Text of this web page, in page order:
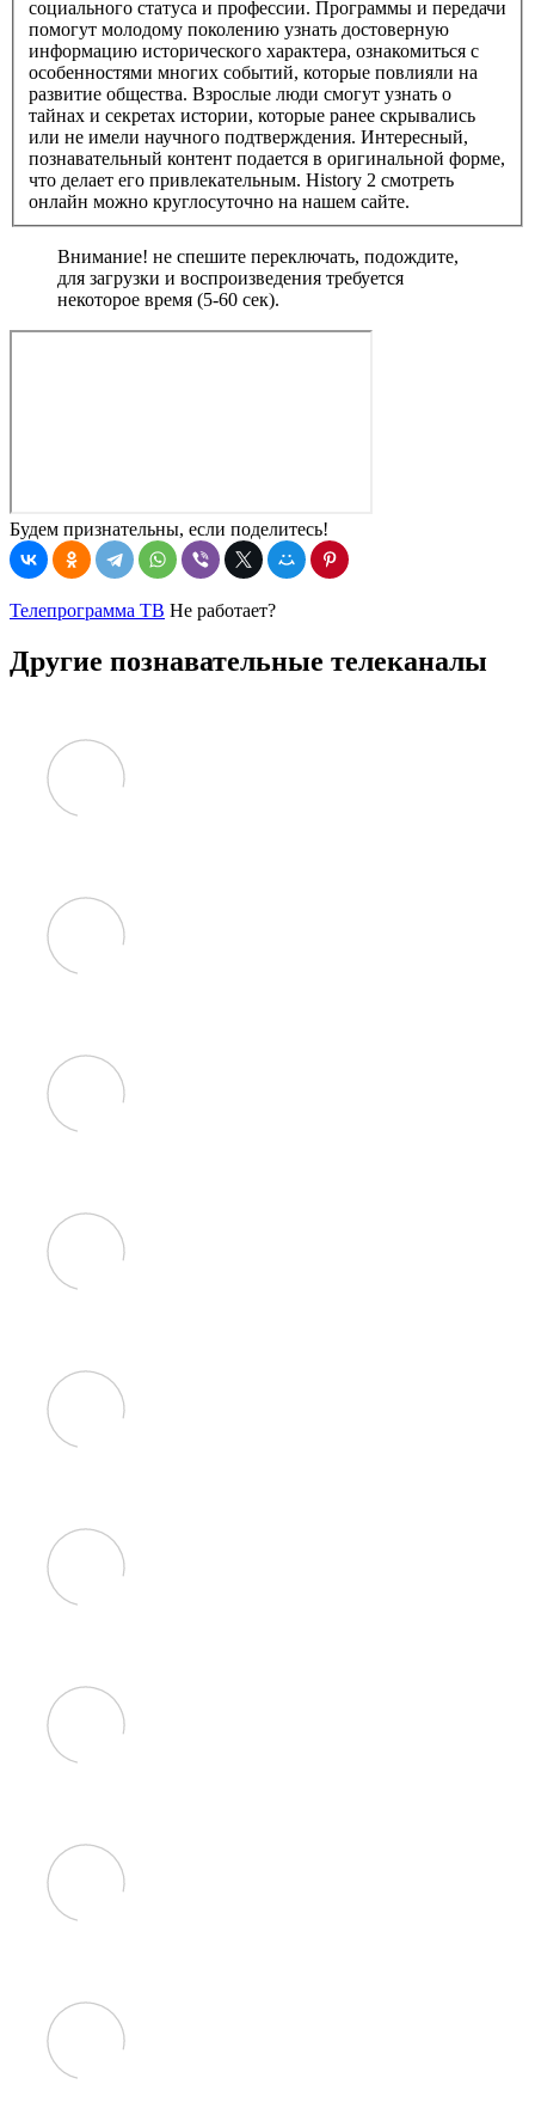
социального статуса и профессии. Программы и передачи
помогут молодому поколению узнать достоверную
информацию исторического характера, ознакомиться с
особенностями многих событий, которые повлияли на
развитие общества. Взрослые люди смогут узнать о
тайнах и секретах истории, которые ранее скрывались
или не имели научного подтверждения. Интересный,
познавательный контент подается в оригинальной форме,
что делает его привлекательным. History 2 смотреть
онлайн можно круглосуточно на нашем сайте.
Внимание! не спешите переключать, подождите,
для загрузки и воспроизведения требуется
некоторое время (5-60 сек).
Будем признательны, если поделитесь!
Телепрограмма ТВ Не работает?
Другие познавательные телеканалы